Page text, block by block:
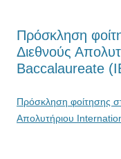
Πρόσκληση
Διεθνούς
Baccalaureate
Πρόσκληση φοίτησης
Απολυτήριου